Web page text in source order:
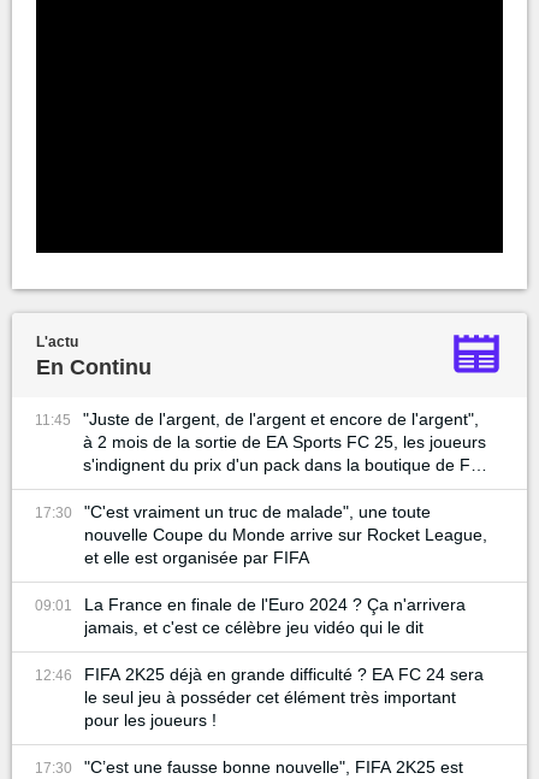
L'actu
En Continu
11:45
"Juste de l'argent, de l'argent et encore de l'argent",
à 2 mois de la sortie de EA Sports FC 25, les joueurs
s'indignent du prix d'un pack dans la boutique de FC
24
17:30
"C'est vraiment un truc de malade", une toute
nouvelle Coupe du Monde arrive sur Rocket League,
et elle est organisée par FIFA
09:01
La France en finale de l'Euro 2024 ? Ça n'arrivera
jamais, et c'est ce célèbre jeu vidéo qui le dit
12:46
FIFA 2K25 déjà en grande difficulté ? EA FC 24 sera
le seul jeu à posséder cet élément très important
pour les joueurs !
17:30
"C’est une fausse bonne nouvelle", FIFA 2K25 est